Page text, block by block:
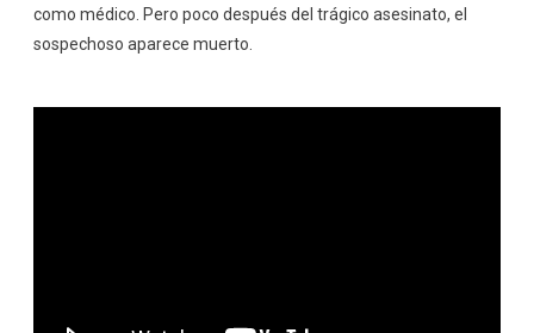
como médico. Pero poco después del trágico asesinato, el
sospechoso aparece muerto.